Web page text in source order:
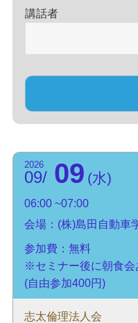
講話者
2026
09 09 水
06:00
07:00
会場：(株)島田自動車
参加費：無料
※セミナー後に朝食会
(自由参加400円)
志太倫理法人会